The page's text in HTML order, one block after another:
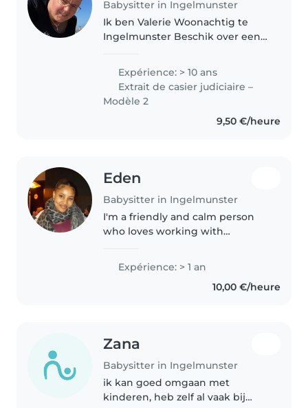
Babysitter in Ingelmunster
Ik ben Valerie Woonachtig te
Ingelmunster Beschik over een
ervaring met alle leeftijden.
studeerde kinderzorg Stuur me
gerust een berichtje moesten..
Expérience: > 10 ans
Extrait de casier judiciaire –
Modèle 2
9,50 €/heure
Eden
Babysitter in Ingelmunster
I'm a friendly and calm person
who loves working with
and good at keeping kids
engaged with activities while
also making sure they are safe
Expérience: > 1 an
10,00 €/heure
Zana
Babysitter in Ingelmunster
ik kan goed omgaan met
kinderen, heb zelf al vaak bij